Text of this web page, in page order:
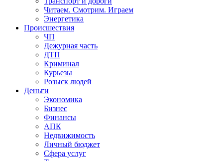
Читаем. Смотрим. Играем
Энергетика
Происшествия
ЧП
Дежурная часть
ДТП
Криминал
Курьезы
Розыск людей
Деньги
Экономика
Бизнес
Финансы
АПК
Недвижимость
Личный бюджет
Сфера услуг